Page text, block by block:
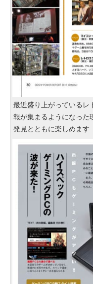
最近盛り上がっているレ
報が集まるようになった
発見とともに楽しめます